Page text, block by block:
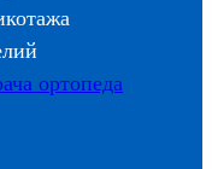
ортопеда